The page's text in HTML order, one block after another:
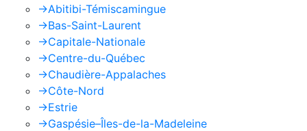
->Abitibi-Témiscamingue
->Bas-Saint-Laurent
->Capitale-Nationale
->Centre-du-Québec
->Chaudière-Appalaches
->Côte-Nord
->Estrie
->Gaspésie–Îles-de-la-Madeleine